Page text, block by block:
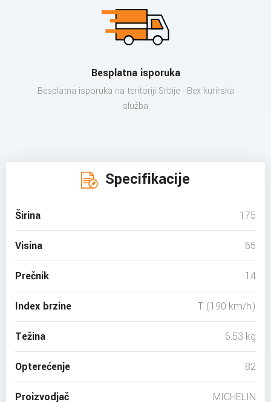
Besplatna isporuka
Besplatna isporuka na teritoriji Srbije - Bex kurirska
služba
Specifikacije
Širina 175
Visina 65
Prečnik 14
Index brzine T (190 km/h)
Težina 6.53 kg
Opterećenje 82
Proizvodjač MICHELIN